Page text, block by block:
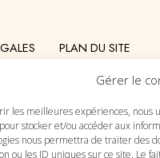
Gérer le
les meilleures expériences, nous
stocker et/ou accéder aux
nous permettra de traiter des
ou les ID uniques sur ce site. Le
PLAN DU SITE